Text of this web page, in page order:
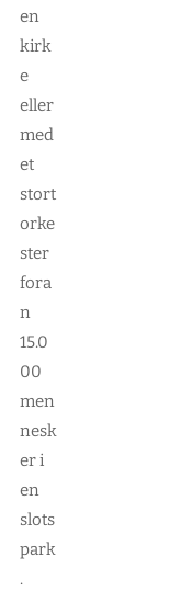
en
kirk
e
eller
med
et
stort
orke
ster
fora
n
15.0
00
men
nesk
er i
en
slots
park
.